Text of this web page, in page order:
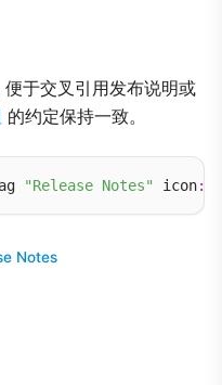
于交叉引用发布说明或
的约定保持一致。
"Release Notes" icon:
Notes